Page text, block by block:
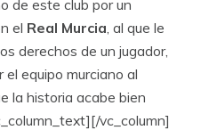
de este club por un
el Real Murcia , al que le
derechos de un jugador,
equipo murciano al
la historia acabe bien
vc_column]